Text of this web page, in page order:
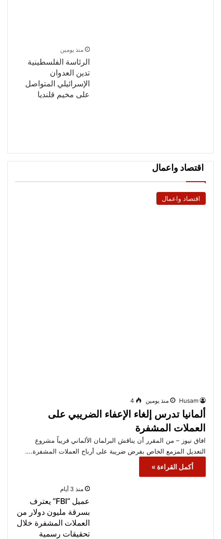
منذ يومين
الرئاسة الفلسطينية
تدين العدوان
الإسرائيلي المتواصل
على مخيم قلنديا
اقتصاد واعمال
اقتصاد واعمال
Husam منذ يومين 4
ألمانيا تدرس إلغاء الإعفاء الضريبي على
العملات المشفرة
افاق نيوز – من المقرر أن يناقش البرلمان الألماني قريباً مشروع
التعديل المزمع الخاص بفرض ضريبة على أرباح العملات المشفرة.…
أكمل القراءة »
منذ 3 أيام
عميل “FBI” يعترف
بسرقة مليون دولار من
العملات المشفرة خلال
تحقيقات رسمية